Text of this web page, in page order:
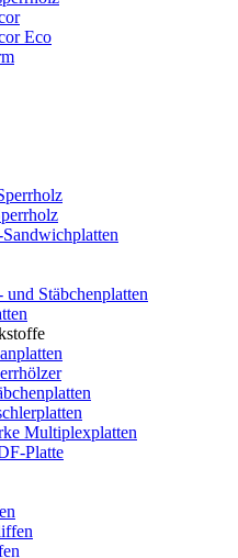
Eco
Stäbchenplatten
Multiplexplatten
Platte